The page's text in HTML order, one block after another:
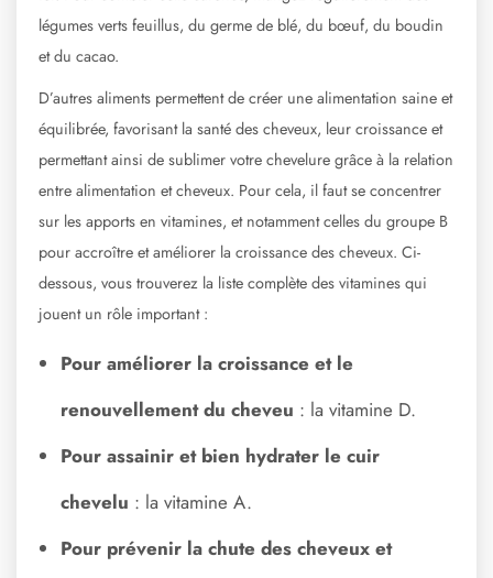
légumes verts feuillus, du germe de blé, du bœuf, du boudin
et du cacao.
D’autres aliments permettent de créer une alimentation saine et
équilibrée, favorisant la santé des cheveux, leur croissance et
permettant ainsi de sublimer votre chevelure grâce à la relation
entre alimentation et cheveux. Pour cela, il faut se concentrer
sur les apports en vitamines, et notamment celles du groupe B
pour accroître et améliorer la croissance des cheveux. Ci-
dessous, vous trouverez la liste complète des vitamines qui
jouent un rôle important :
Pour améliorer la croissance et le
renouvellement du cheveu : la vitamine D.
Pour assainir et bien hydrater le cuir
chevelu : la vitamine A.
Pour prévenir la chute des cheveux et